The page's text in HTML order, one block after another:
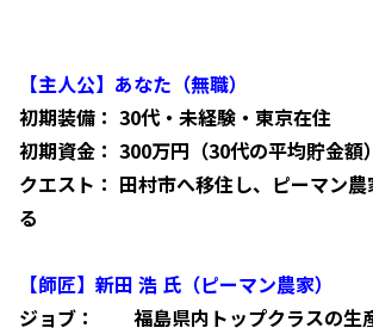
【主人公】あなた（無職）
初期装備： 30代・未経験・東京在住
初期資金： 300万円（30代の平均貯金額）
クエスト： 田村市へ移住し、ピーマン
る
【師匠】新田 浩 氏（ピーマン農家）
ジョブ： 福島県内トップクラスの生